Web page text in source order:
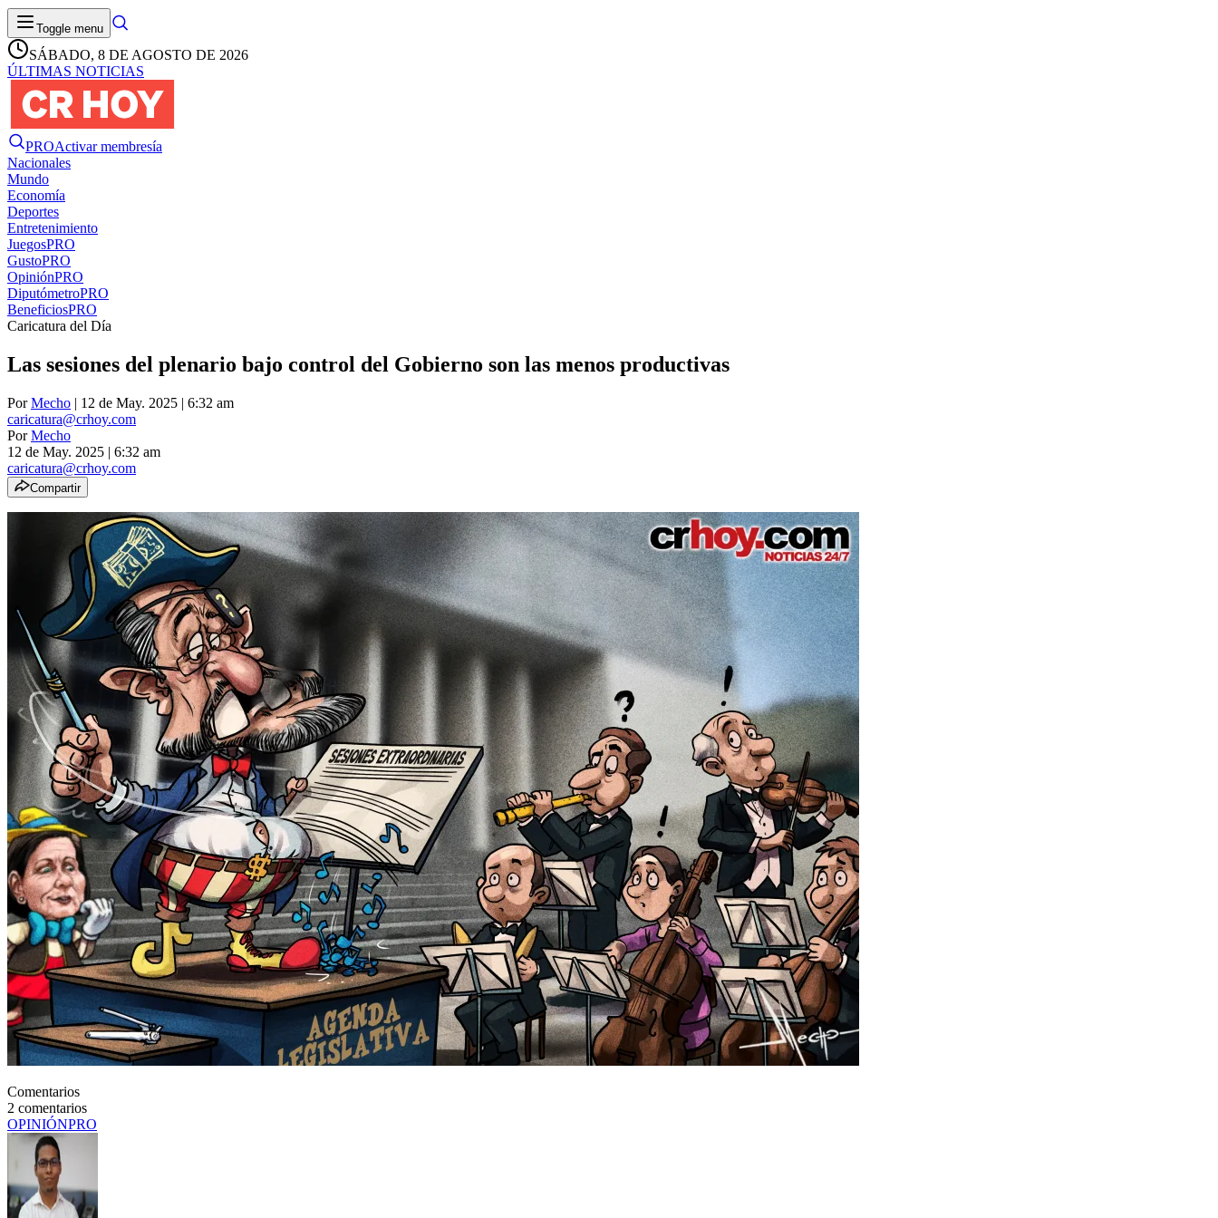
Toggle menu
SÁBADO, 8 DE AGOSTO DE 2026
ÚLTIMAS NOTICIAS
PROActivar membresía
Nacionales
Mundo
Economía
Deportes
Entretenimiento
JuegosPRO
GustoPRO
OpiniónPRO
DiputómetroPRO
BeneficiosPRO
Caricatura del Día
Las sesiones del plenario bajo control del Gobierno son las menos productivas
PorMecho | 12 de May. 2025 | 6:32 am
caricatura@crhoy.com
PorMecho
12 de May. 2025 | 6:32 am
caricatura@crhoy.com
Compartir
Comentarios
2 comentarios
OPINIÓNPRO